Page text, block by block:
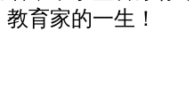
育家的一生！